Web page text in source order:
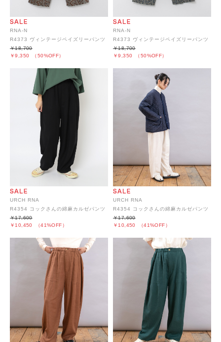
RNA-N
R4373 ヴィンテージペイズリーパンツ
￥9,350 （50%OFF）
￥18,700
RNA-N
R4373 ヴィンテージペイズリーパンツ
￥9,350 （50%OFF）
￥18,700
URCH RNA
R4354 コックさんの綿麻カルゼパンツ
￥10,450 （41%OFF）
￥17,600
URCH RNA
R4354 コックさんの綿麻カルゼパンツ
￥10,450 （41%OFF）
￥17,600